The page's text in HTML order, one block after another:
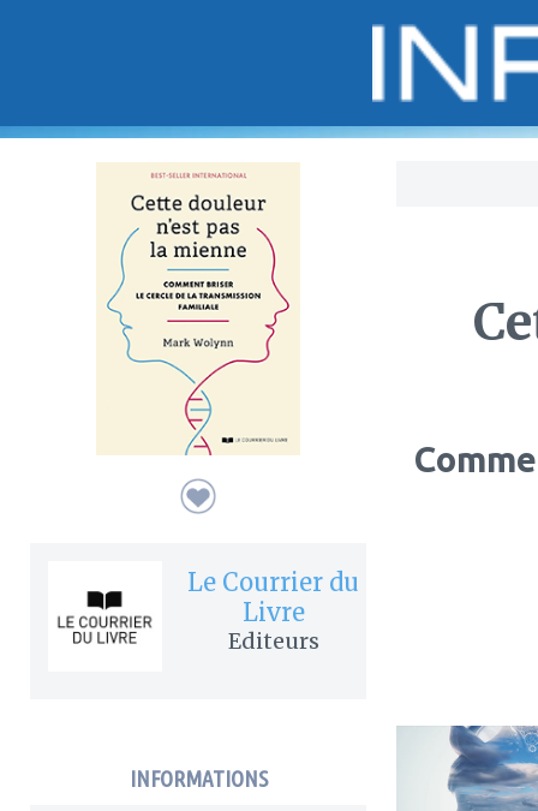
Le Courrier du
Livre
Editeurs
INFORMATIONS
mes
favoris